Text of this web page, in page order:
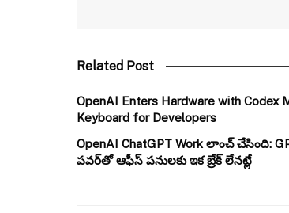
Related Post
OpenAI Enters Hardware with Codex
Keyboard for Developers
OpenAI ChatGPT Work లాంచ్ చేసింది:
పవర్‌తో ఆఫీస్ పనులకు ఇక బ్రేక్ లేనట్లే